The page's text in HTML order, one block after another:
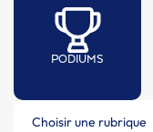
PODIUMS
Choisir une rubrique